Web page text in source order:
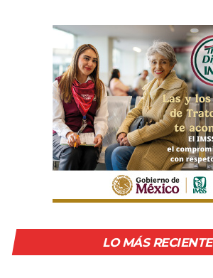
LO MÁS RECIENTE